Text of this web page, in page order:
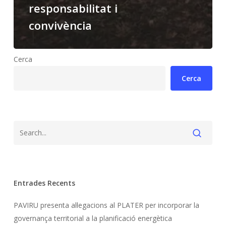
responsabilitat i
convivència
Cerca
Cerca
Entrades Recents
PAVIRU presenta al·legacions al PLATER per incorporar la
governança territorial a la planificació energètica